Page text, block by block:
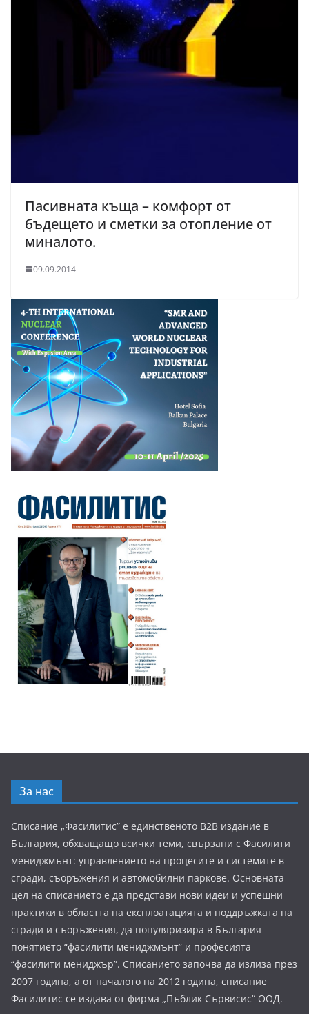
Пасивната къща – комфорт от
бъдещето и сметки за отопление от
миналото.
09.09.2014
За нас
Списание „Фасилитис” е единственото B2B издание в
България, обхващащо всички теми, свързани с Фасилити
мениджмънт: управлението на процесите и системите в
сгради, съоръжения и автомобилни паркове. Основната
цел на списанието е да представи нови идеи и успешни
практики в областта на експлоатацията и поддръжката на
сгради и съоръжения, да популяризира в България
понятието “фасилити мениджмънт” и професията
“фасилити мениджър”. Списанието започва да излиза през
2007 година, а от началото на 2012 година, списание
Фасилитис се издава от фирма „Пъблик Сървисис“ ООД.